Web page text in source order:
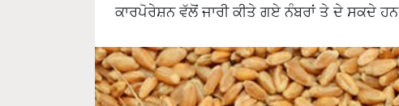
ਕਾਰਪੋਰੇਸ਼ਨ ਵੱਲੋਂ ਜਾਰੀ ਕੀਤੇ ਗਏ ਨੰਬਰਾਂ ਤੇ ਦੇ ਸਕਦੇ ਹਨ